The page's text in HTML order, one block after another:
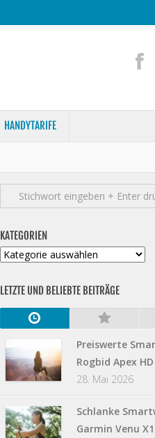
HANDYTARIFE
KATEGORIEN
Kategorien
LETZTE UND BELIEBTE BEITRÄGE
Preiswerte
Rogbid Apex
28. Mai 2026
Schlanke
Garmin Venu